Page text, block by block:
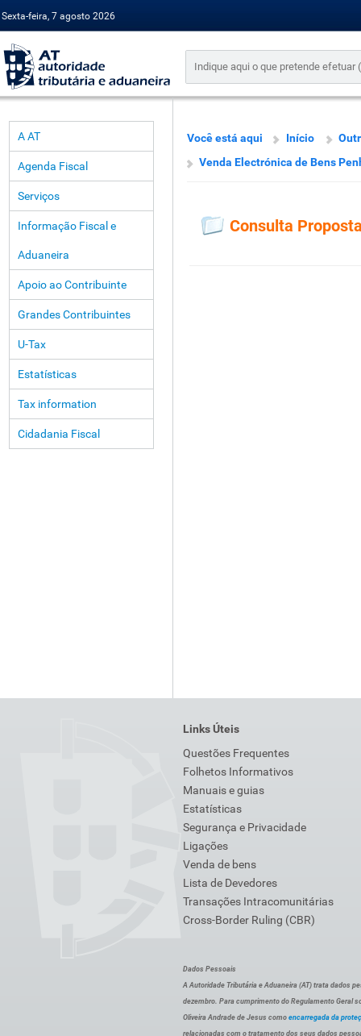
Sexta-feira, 7 agosto 2026
A AT
Agenda Fiscal
Serviços
Informação Fiscal e
Aduaneira
Apoio ao Contribuinte
Grandes Contribuintes
U-Tax
Estatísticas
Tax information
Cidadania Fiscal
Você está aqui Início
Venda Electrónica de Bens
Consulta
Links Úteis
Questões Frequentes
Folhetos Informativos
Manuais e guias
Estatísticas
Segurança e Privacidade
Ligações
Venda de bens
Lista de Devedores
Transações Intracomunitárias
Cross-Border Ruling (CBR)
Dados Pessoais
A Autoridade Tributária e Aduaneira (AT) trata dados
dezembro. Para cumprimento do Regulamento Geral
Oliveira Andrade de Jesus como encarregada da
relacionadas com o tratamento dos seus dados